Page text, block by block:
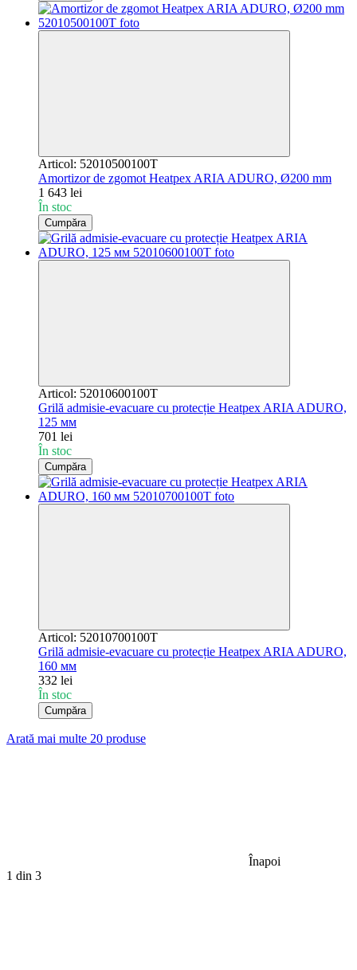
Articol: 52010500100T
Amortizor de zgomot Heatpex ARIA ADURO, Ø200 mm
1 643 lei
În stoc
Cumpăra
Articol: 52010600100T
Grilă admisie-evacuare cu protecție Heatpex ARIA ADURO,
125 мм
701 lei
În stoc
Cumpăra
Articol: 52010700100T
Grilă admisie-evacuare cu protecție Heatpex ARIA ADURO,
160 мм
332 lei
În stoc
Cumpăra
Arată mai multe 20 produse
Înapoi
1 din 3